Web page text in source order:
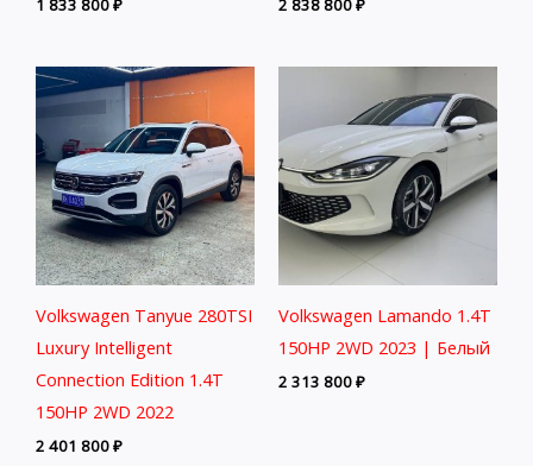
1 833 800₽ 2 838 800₽
Volkswagen Tanyue 280TSI
Luxury Intelligent
Connection Edition 1.4T
150HP 2WD 2022
2 401 800₽
Volkswagen Lamando 1.4T
150HP 2WD 2023 | Белый
2 313 800₽